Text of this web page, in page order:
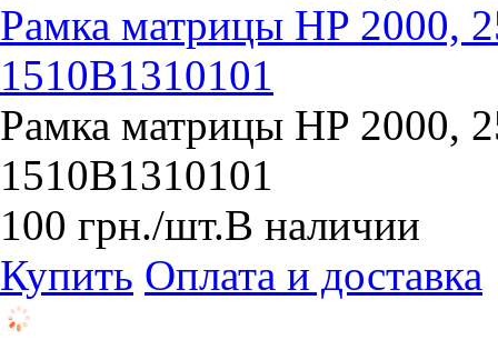
Рамка матрицы HP 2000,
1510B1310101
Рамка матрицы HP 2000,
1510B1310101
100 грн./шт.В наличии
Купить Оплата и доставка